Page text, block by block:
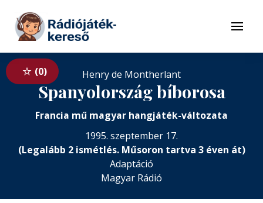
Tovább a tartalomhoz
Menü
0 Henry de Montherlant
Spanyolország bíborosa
Francia mű magyar hangjáték-változata
1995. szeptember 17.
(Legalább 2 ismétlés. Műsoron tartva 3 éven át)
Adaptáció
Magyar Rádió